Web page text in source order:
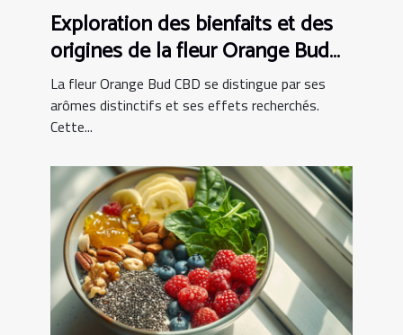
Exploration des bienfaits et des
origines de la fleur Orange Bud
CBD
La fleur Orange Bud CBD se distingue par ses
arômes distinctifs et ses effets recherchés.
Cette...